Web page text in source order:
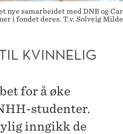
samarbeidet med DNB og
i fondet deres. T.v. Solveig
KVINNELIG
for å øke
studenter.
inngikk de